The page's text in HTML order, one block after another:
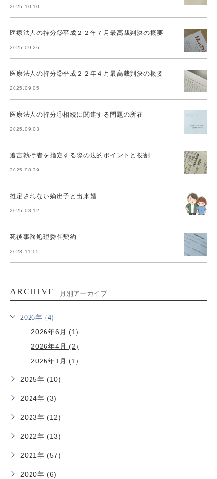
2025.10.10
医療法人の持分③平成２２年７月最高裁判決の概要
2025.09.26
医療法人の持分②平成２２年４月最高裁判決の概要
2025.09.05
医療法人の持分①相続に関連する問題の所在
2025.09.03
遺言執行者を指定する際の法的ポイントと役割
2025.08.29
推定されない嫡出子と出来婚
2025.08.12
死後事務処理委任契約
2023.11.15
ARCHIVE 月別アーカイブ
2026年 (4)
2026年6月 (1)
2026年4月 (2)
2026年1月 (1)
2025年 (10)
2024年 (3)
2023年 (12)
2022年 (13)
2021年 (57)
2020年 (6)